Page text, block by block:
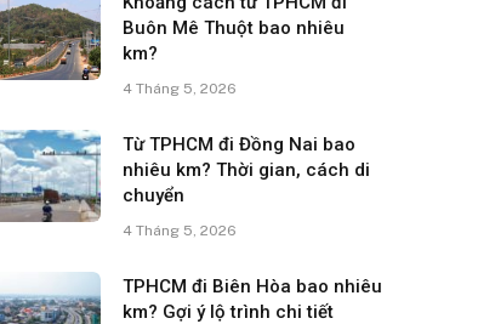
Buôn Mê Thuột bao nhiêu
km?
4 Tháng 5, 2026
Từ TPHCM đi Đồng Nai bao
nhiêu km? Thời gian, cách di
chuyển
4 Tháng 5, 2026
TPHCM đi Biên Hòa bao nhiêu
km? Gợi ý lộ trình chi tiết